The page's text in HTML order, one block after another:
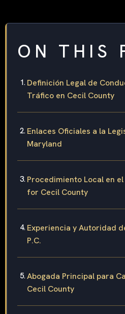
ON THIS
Definición Legal de
Tráfico en Cecil County
Enlaces Oficiales a la
Maryland
Procedimiento Local en
for Cecil County
Experiencia y Autoridad
P.C.
Abogada Principal para
Cecil County